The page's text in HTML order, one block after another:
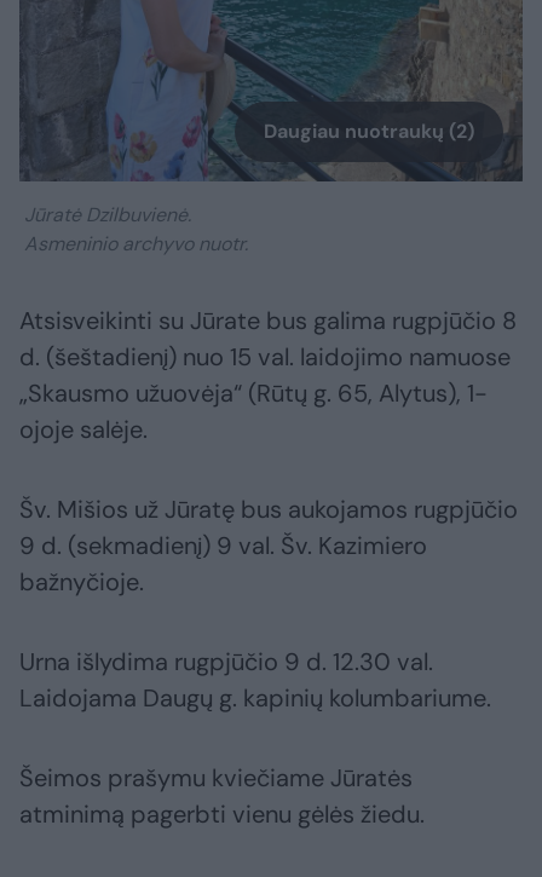
Daugiau nuotraukų (2)
Jūratė Dzilbuvienė.
Asmeninio archyvo nuotr.
Atsisveikinti su Jūrate bus galima rugpjūčio 8
d. (šeštadienį) nuo 15 val. laidojimo namuose
„Skausmo užuovėja“ (Rūtų g. 65, Alytus), 1-
ojoje salėje.
Šv. Mišios už Jūratę bus aukojamos rugpjūčio
9 d. (sekmadienį) 9 val. Šv. Kazimiero
bažnyčioje.
Urna išlydima rugpjūčio 9 d. 12.30 val.
Laidojama Daugų g. kapinių kolumbariume.
Šeimos prašymu kviečiame Jūratės
atminimą pagerbti vienu gėlės žiedu.